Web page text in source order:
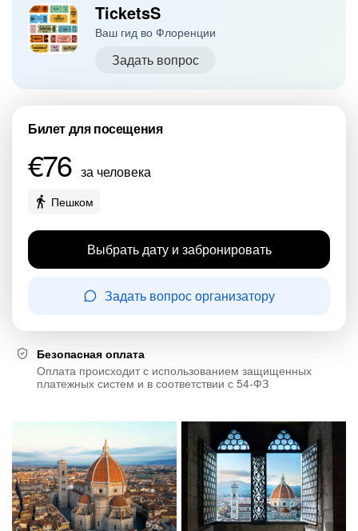
TicketsS
Ваш гид во Флоренции
Задать вопрос
Билет для посещения
€76 за человека
Пешком
Выбрать дату и забронировать
Задать вопрос организатору
Безопасная оплата
Оплата происходит с использованием защищенных
платежных систем и в соответствии с 54-ФЗ